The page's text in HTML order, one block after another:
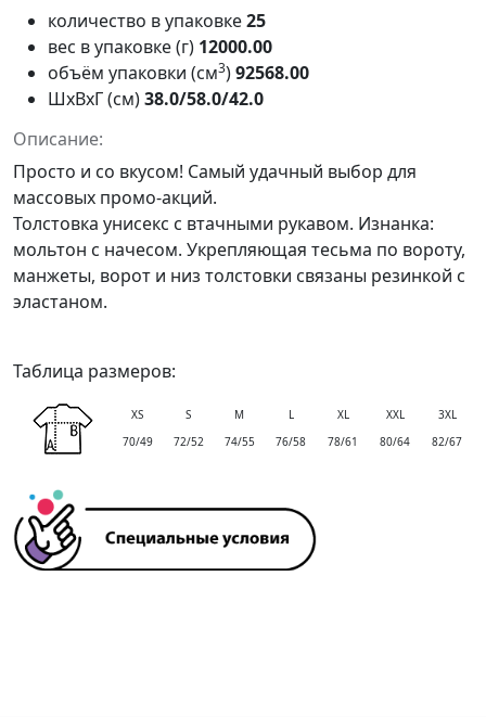
количество в упаковке25
вес в упаковке (г) 12000.00
объём упаковки (см3)92568.00
ШxВxГ (см)38.0/58.0/42.0
Описание:
Просто и со вкусом! Самый удачный выбор для
массовых промо-акций.
Толстовка унисекс с втачными рукавом. Изнанка:
мольтон с начесом. Укрепляющая тесьма по вороту,
манжеты, ворот и низ толстовки связаны резинкой с
эластаном.
Таблица размеров:
XS S M L XL XXL
3XL
70/49
72/52 74/55 76/58 78/61 80/64 82/67